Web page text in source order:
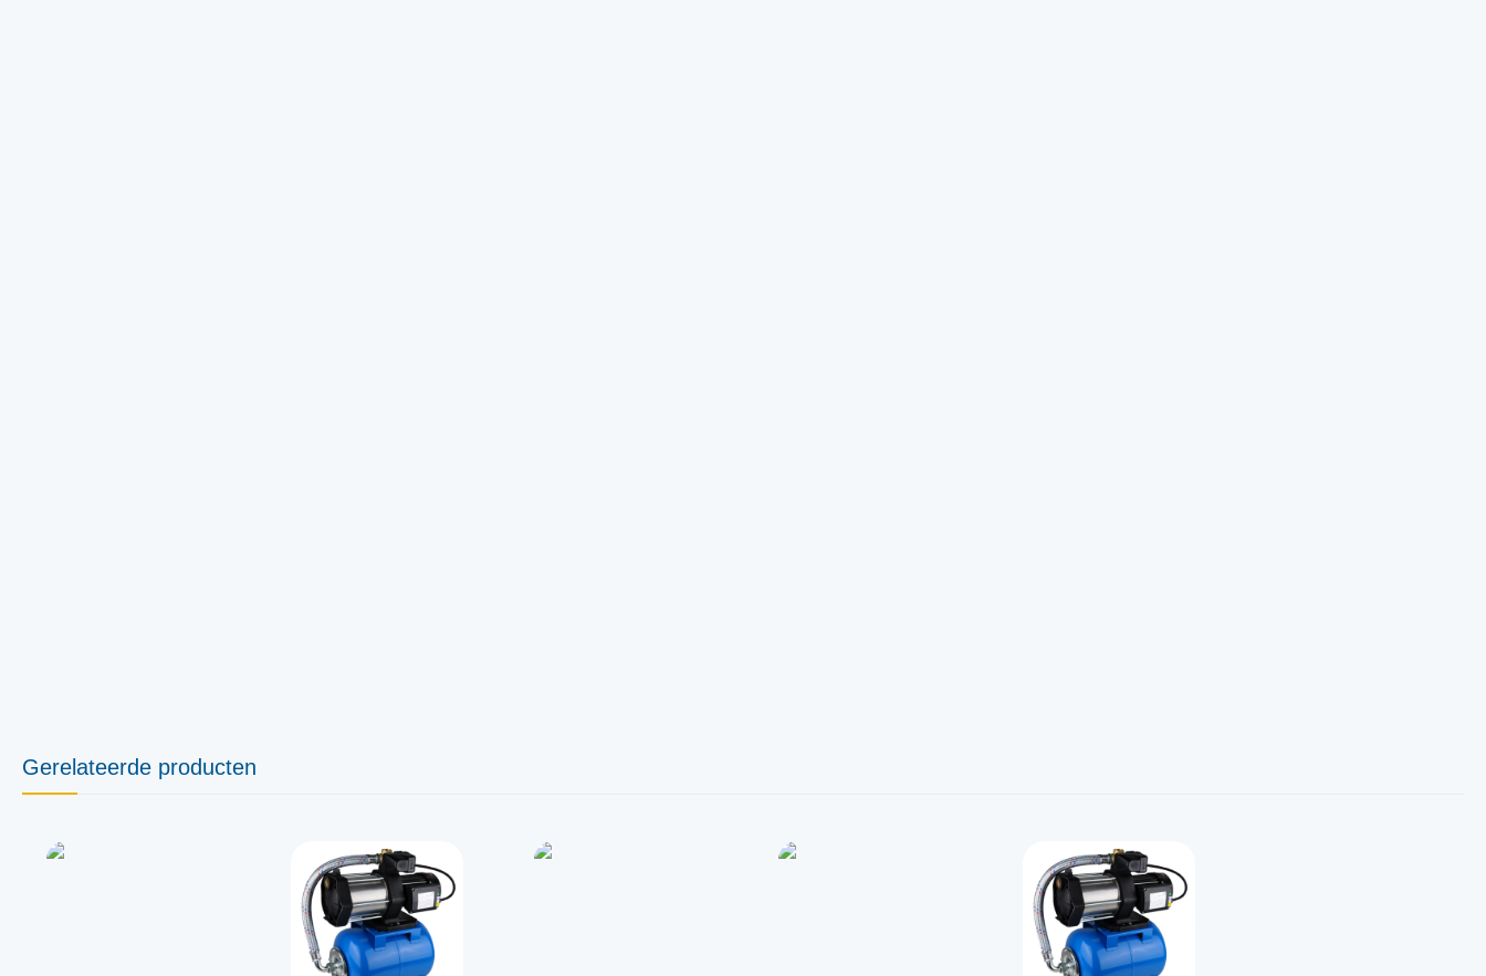
Gerelateerde producten